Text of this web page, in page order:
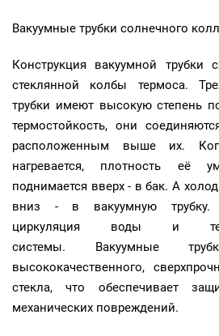
Вакуумные трубки солнечного
Конструкция вакуумной трубки
стеклянной колбы термоса.
трубки имеют высокую степень
термостойкость, они
расположенным выше их.
нагревается, плотность её
поднимается вверх - в бак. А
вниз - в вакуумную трубку.
циркуляция воды и
системы. Вакуумные
высококачественного,
стекла, что обеспечивает
механических повреждений.